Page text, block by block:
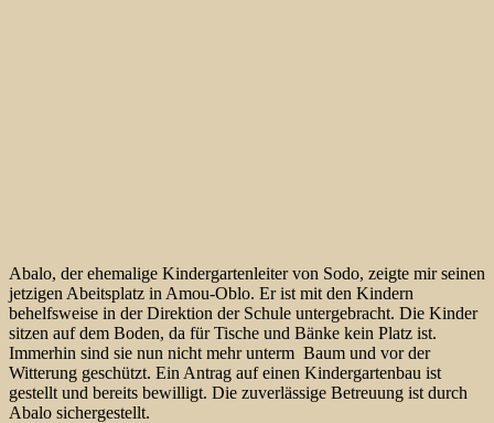
Abalo, der ehemalige Kindergartenleiter von Sodo, zeigte mir seinen
jetzigen Abeitsplatz in Amou-Oblo. Er ist mit den Kindern
behelfsweise in der Direktion der Schule untergebracht. Die Kinder
sitzen auf dem Boden, da für Tische und Bänke kein Platz ist.
Immerhin sind sie nun nicht mehr unterm Baum und vor der
Witterung geschützt. Ein Antrag auf einen Kindergartenbau ist
gestellt und bereits bewilligt. Die zuverlässige Betreuung ist durch
Abalo sichergestellt.